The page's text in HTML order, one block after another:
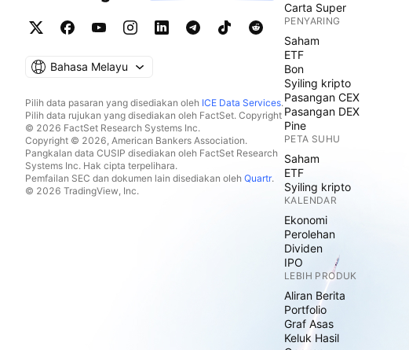
Bahasa Melayu
Pilih data pasaran yang disediakan oleh ICE Data Services.
Pilih data rujukan yang disediakan oleh FactSet. Copyright
© 2026 FactSet Research Systems Inc.
Copyright © 2026, American Bankers Association.
Pangkalan data CUSIP disediakan oleh FactSet Research
Systems Inc. Hak cipta terpelihara.
Pemfailan SEC dan dokumen lain disediakan oleh Quartr.
© 2026 TradingView, Inc.
Carta Super
PENYARING
Saham
ETF
Bon
Syiling kripto
Pasangan CEX
Pasangan DEX
Pine
PETA SUHU
Saham
ETF
Syiling kripto
KALENDAR
Ekonomi
Perolehan
Dividen
IPO
LEBIH PRODUK
Aliran Berita
Portfolio
Graf Asas
Keluk Hasil